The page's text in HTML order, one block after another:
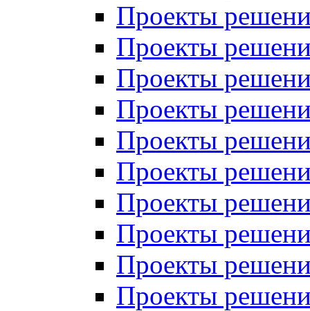
Проекты
Проекты
Проекты
Проекты
Проекты
Проекты
Проекты
Проекты
Проекты
Проекты